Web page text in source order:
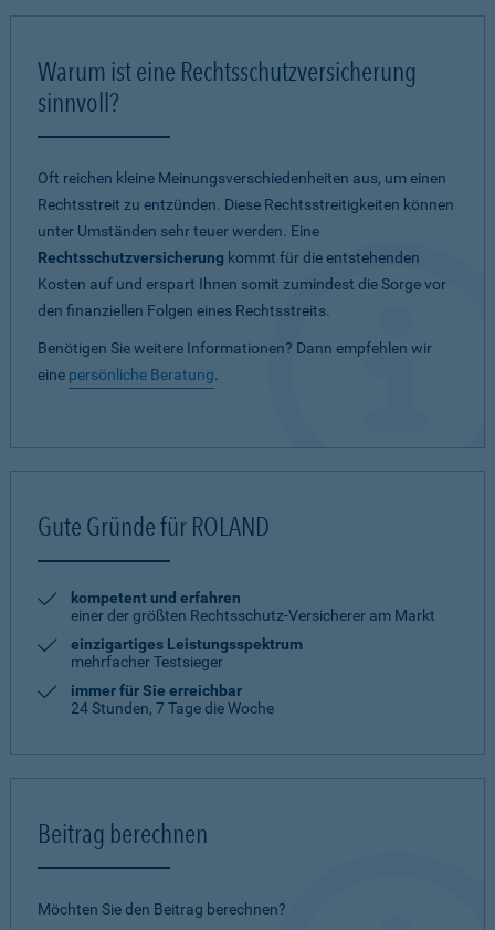
Warum ist eine Rechtsschutzversicherung
sinnvoll?
Oft reichen kleine Meinungsverschiedenheiten aus, um einen
Rechtsstreit zu entzünden. Diese Rechtsstreitigkeiten können
unter Umständen sehr teuer werden. Eine
Rechtsschutzversicherung kommt für die entstehenden
Kosten auf und erspart Ihnen somit zumindest die Sorge vor
den finanziellen Folgen eines Rechtsstreits.
Benötigen Sie weitere Informationen? Dann empfehlen wir
eine persönliche Beratung.
Gute Gründe für ROLAND
kompetent und erfahren
einer der größten Rechtsschutz-Versicherer am Markt
einzigartiges Leistungsspektrum
mehrfacher Testsieger
immer für Sie erreichbar
24 Stunden, 7 Tage die Woche
Beitrag berechnen
Möchten Sie den Beitrag berechnen?